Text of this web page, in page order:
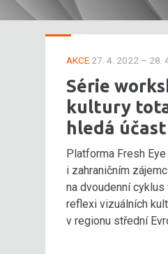
AKCE 27. 4. 2022 – 28.
Série
kultury
hledá
Platforma Fresh
i zahraničním
na dvoudenní
reflexi vizuálních
v regionu střední